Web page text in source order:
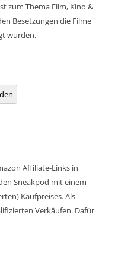
zum Thema Film, Kino &
Besetzungen die Filme
wurden.
Affiliate-Links in
Sneakpod mit einem
Kaufpreises. Als
Verkäufen. Dafür